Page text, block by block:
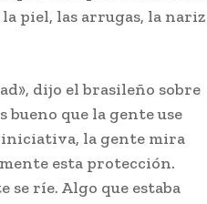
piel, las arrugas, la nariz
dijo el brasileño sobre
bueno que la gente use
iniciativa, la gente mira
esta protección.
se ríe. Algo que estaba